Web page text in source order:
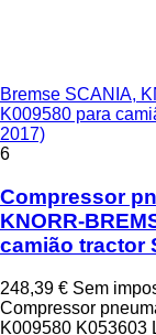
Bremse SCANIA,
K009580 para
2017)
6
Compressor
KNORR-
camião tractor
248,39 € Sem
Compressor
K009580 K053603